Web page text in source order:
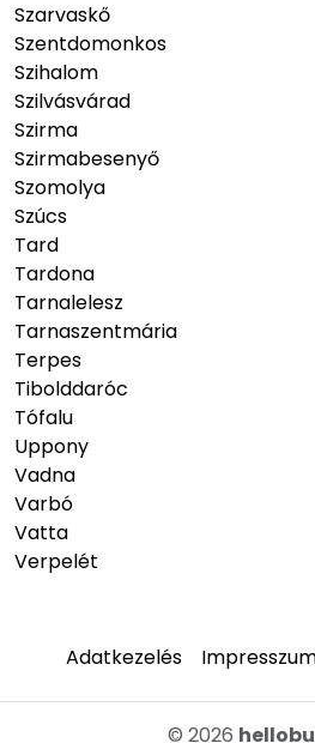
Szarvaskő
Szentdomonkos
Szihalom
Szilvásvárad
Szirma
Szirmabesenyő
Szomolya
Szúcs
Tard
Tardona
Tarnalelesz
Tarnaszentmária
Terpes
Tibolddaróc
Tófalu
Uppony
Vadna
Varbó
Vatta
Verpelét
Adatkezelés
© 2026